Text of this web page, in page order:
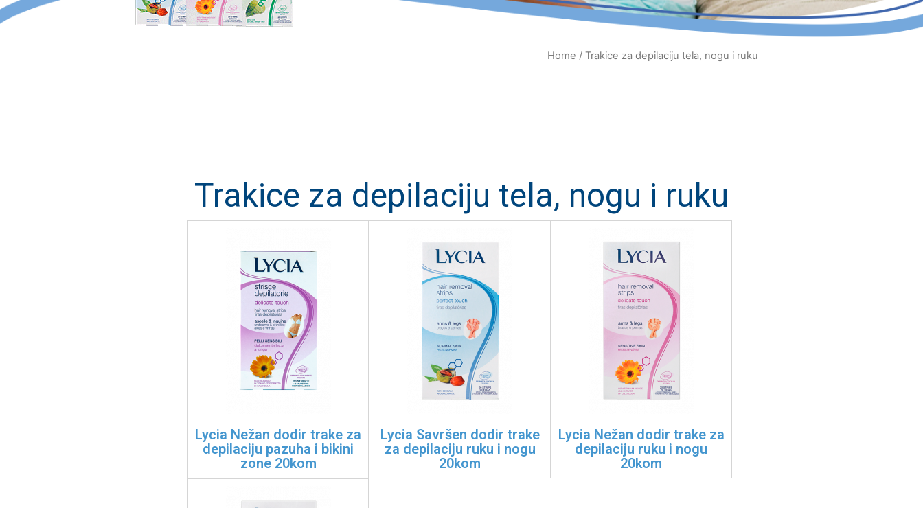
Home / Trakice za depilaciju tela, nogu i ruku
Trakice za depilaciju tela, nogu i ruku
Lycia Nežan dodir trake za
depilaciju pazuha i bikini
zone 20kom
Lycia Savršen dodir trake
za depilaciju ruku i nogu
20kom
Lycia Nežan dodir trake za
depilaciju ruku i nogu
20kom